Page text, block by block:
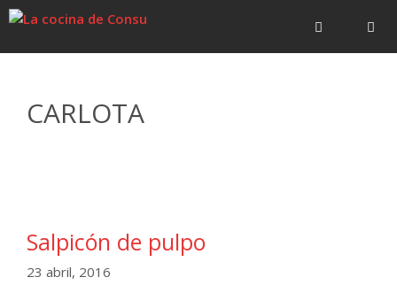
Saltar
Saltar
CARLOTA
Salpicón de pulpo
23 abril, 2016